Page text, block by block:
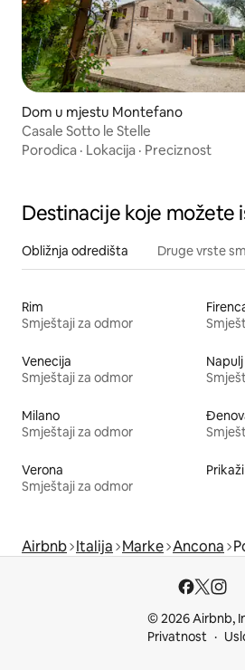
Dom u mjestu Montefano
Casale Sotto le Stelle
Porodica · Lokacija · Preciznost
Destinacije koje možete
Obližnja odredišta Druge vrste
Rim
Smještaji za odmor
Venecija
Smještaji za odmor
Napulj
Milano
Smještaji za odmor
Verona
Smještaji za odmor
Airbnb Italija Marke Ancona
© 2026 Airbnb,
Privatnost